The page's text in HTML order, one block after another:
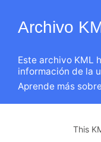
Archivo
Este archivo KML
información de la
Aprende más
This